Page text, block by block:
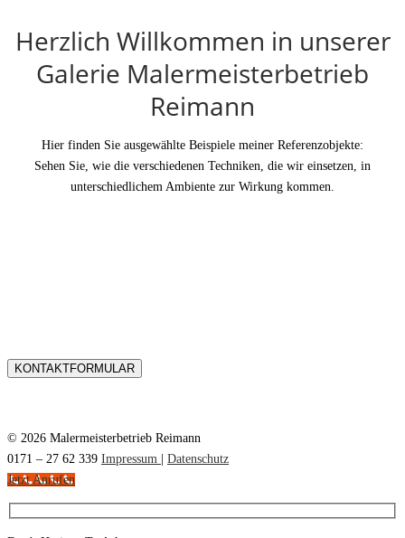
Herzlich Willkommen in unserer
Galerie Malermeisterbetrieb
Reimann
Hier finden Sie ausgewählte Beispiele meiner Referenzobjekte:
Sehen Sie, wie die verschiedenen Techniken, die wir einsetzen, in
unterschiedlichem Ambiente zur Wirkung kommen.
KONTAKTFORMULAR
© 2026 Malermeisterbetrieb Reimann
0171 – 27 62 339 Impressum
Datenschutz
Jetzt Anrufen